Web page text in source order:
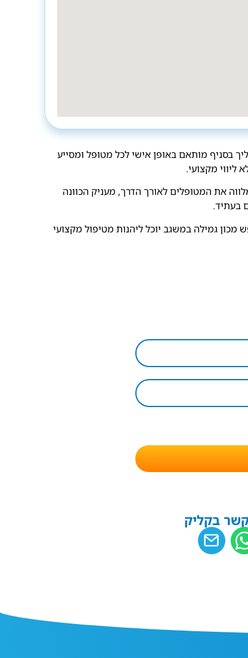
בסניף מותאם באופן אישי לכל מטופל ומסייע
מקצועי.
את המטופלים לאורך הדרך, מעניק הכוונה
בעתיד.
גמילה במשגב יוכל ליהנות מטיפול מקצועי
בקליק